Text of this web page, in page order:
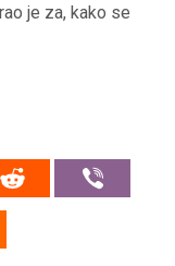
je za, kako se